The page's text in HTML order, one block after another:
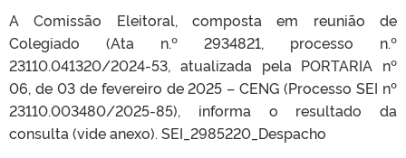
A Comissão Eleitoral, composta em reunião de
Colegiado (Ata n.º 2934821, processo n.º
23110.041320/2024-53, atualizada pela PORTARIA nº
06, de 03 de fevereiro de 2025 – CENG (Processo SEI nº
23110.003480/2025-85), informa o resultado da
consulta (vide anexo). SEI_2985220_Despacho